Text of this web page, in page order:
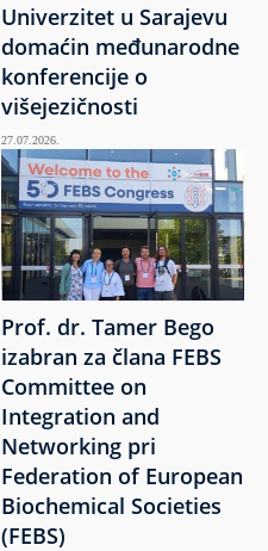
Univerzitet u Sarajevu
domaćin međunarodne
konferencije o
višejezičnosti
27.07.2026.
Prof. dr. Tamer Bego
izabran za člana FEBS
Committee on
Integration and
Networking pri
Federation of European
Biochemical Societies
(FEBS)